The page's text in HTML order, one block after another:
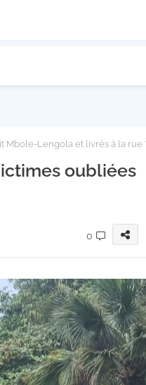
Mbole-Lengola et livrés à la rue
oubliées
0